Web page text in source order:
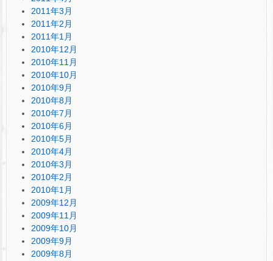
2011年3月
2011年2月
2011年1月
2010年12月
2010年11月
2010年10月
2010年9月
2010年8月
2010年7月
2010年6月
2010年5月
2010年4月
2010年3月
2010年2月
2010年1月
2009年12月
2009年11月
2009年10月
2009年9月
2009年8月